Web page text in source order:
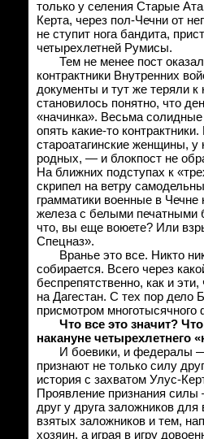
только у селения Старые
Керта, через пол-Чечни от
не ступит нога бандита,
четырехлетней Румисы.
Тем не менее пост
контрактники Внутренних
документы и тут же теряли к
становилось понятно, что
«начинка». Весьма
опять какие-то
староатагинские женщины,
родных, — и блокпост не
На ближних подступах к
скрипел на ветру
грамматики военные в
железа с белыми печатными
что, вы еще воюете? Или
Спецназ».
Вранье это все. Никто
собирается. Всего через
беспрепятственно, как и
на Дагестан. С тех пор дело
присмотром многотысячного
Что все это значит? Что
накануне четырехлетнего
И боевики, и федералы —
признают не только силу
история с захватом Улус-
Проявление признания
друг у друга заложников
взятых заложников и тем,
хозяин, а играя в игру